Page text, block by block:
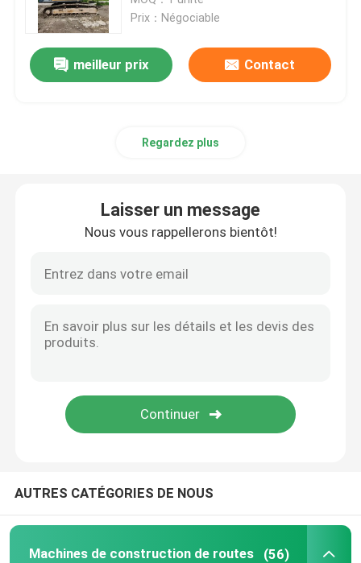
Excavatrice utilisée de Hitachi
Camions à benne d'occasion
Les remorques usagées
Mini-pelle
Camions élévateurs diesel usagés
Prix：Négociable
meilleur prix Contact
Regardez plus
Laisser un message
Nous vous rappellerons bientôt!
AUTRES CATÉGORIES DE NOUS
Machines de construction de routes (56)